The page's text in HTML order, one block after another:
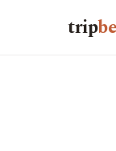
trip